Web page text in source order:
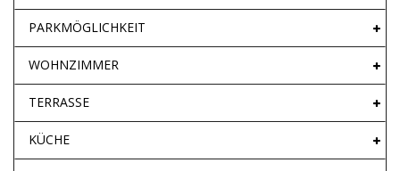
PARKMÖGLICHKEIT
WOHNZIMMER
TERRASSE
KÜCHE